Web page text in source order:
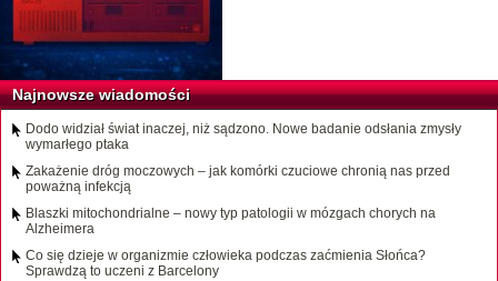
Najnowsze wiadomości
Dodo widział świat inaczej, niż sądzono. Nowe badanie odsłania zmysły
wymarłego ptaka
Zakażenie dróg moczowych – jak komórki czuciowe chronią nas przed
poważną infekcją
Blaszki mitochondrialne – nowy typ patologii w mózgach chorych na
Alzheimera
Co się dzieje w organizmie człowieka podczas zaćmienia Słońca?
Sprawdzą to uczeni z Barcelony